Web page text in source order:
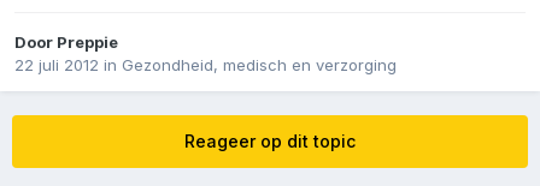
Door Preppie
22 juli 2012 in Gezondheid, medisch en verzorging
Reageer op dit topic